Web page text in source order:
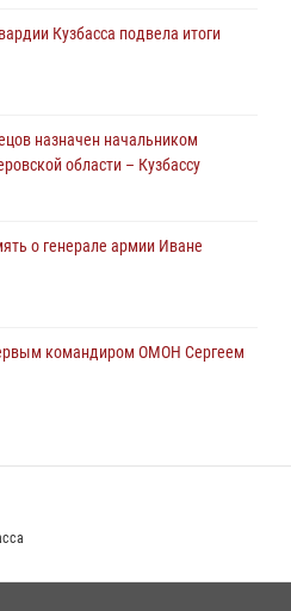
повредившего имущество
действия и защитили
знакомого
Кузбасса подвела итоги
назначен начальником
области – Кузбассу
о генерале армии Иване
командиром ОМОН Сергеем